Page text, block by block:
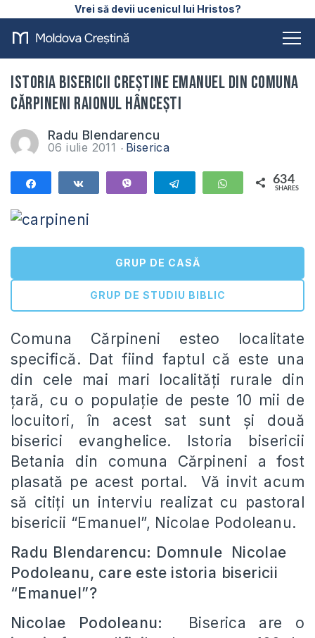
Vrei să devii ucenicul lui Hristos?
Istoria Bisericii Creștine Emanuel din comuna
Cărpineni raionul Hâncești
Radu Blendarencu
06 iulie 2011 Biserica
Telegram WhatsApp
634
SHARES
GRUP DE CASĂ
GRUP DE STUDIU BIBLIC
Comuna Cărpineni esteo localitate
specifică. Dat fiind faptul că este una
din cele mai mari localități rurale din
țară, cu o populație de peste 10 mii de
locuitori, în acest sat sunt și două
biserici evanghelice. Istoria bisericii
Betania din comuna Cărpineni a fost
plasată pe acest portal. Vă invit acum
să citiți un interviu realizat cu pastoral
bisericii “Emanuel”, Nicolae Podoleanu.
Radu Blendarencu: Domnule Nicolae
Podoleanu, care este istoria bisericii
“Emanuel”?
Nicolae Podoleanu:
Biserica are o